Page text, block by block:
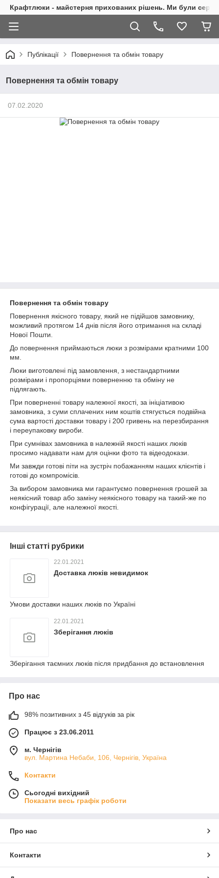
Крафтлюки - майстерня прихованих рішень. Ми були
Публікації Повернення та обмін товару
Повернення та обмін товару
07.02.2020
Повернення та обмін товару
Повернення якісного товару, який не підійшов замовнику,
можливий протягом 14 днів після його отримання на складі
Нової Пошти.
До повернення приймаються люки з розмірами кратними 100
мм.
Люки виготовлені під замовлення, з нестандартними
розмірами і пропорціями поверненню та обміну не
підлягають.
При поверненні товару належної якості, за ініціативою
замовника, з суми сплачених ним коштів стягується подвійна
сума вартості доставки товару і 200 гривень на перезбирання
і переупаковку вироби.
При сумнівах замовника в належній якості наших люків
просимо надавати нам для оцінки фото та відеодокази.
Ми завжди готові піти на зустріч побажанням наших клієнтів і
готові до компромісів.
За вибором замовника ми гарантуємо повернення грошей за
неякісний товар або заміну неякісного товару на такий-же по
конфігурації, але належної якості.
Інші статті рубрики
22.01.2021
Доставка люків невидимок
Умови доставки наших люків по Україні
22.01.2021
Зберігання люків
Зберігання таємних люків після придбання до встановлення
Про нас
98% позитивних з 45 відгуків за рік
Працює з 23.06.2011
м. Чернігів
вул. Мартина Небаби, 106, Чернігів, Україна
Контакти
Сьогодні вихідний
Показати весь графік роботи
Про нас
Контакти